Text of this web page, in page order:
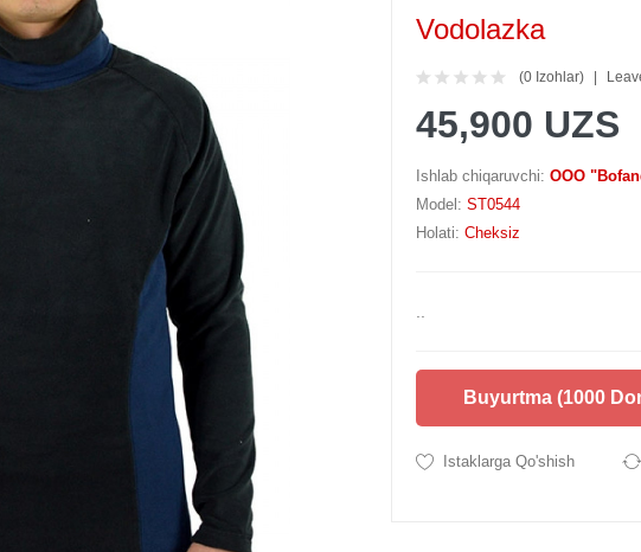
Vodolazka
(0 Izohlar)
45,900 UZS
Ishlab chiqaruvchi: OOO
Model: ST0544
Holati: Cheksiz
Buyurtma (1000
Istaklarga Qo'shish